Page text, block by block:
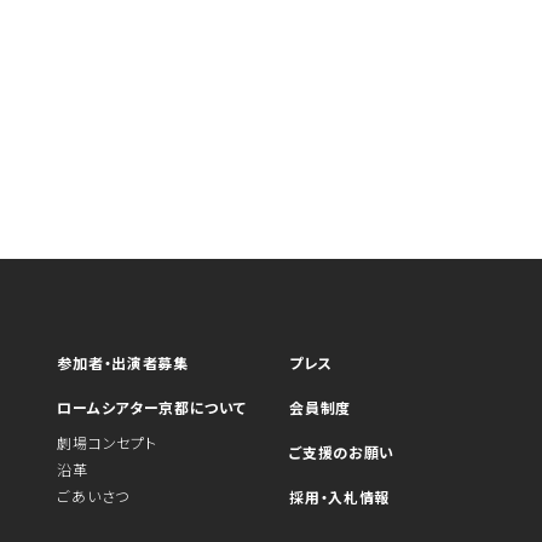
参加者・出演者募集
ロームシアター京都について
劇場コンセプト
沿革
ごあいさつ
プレス
会員制度
ご支援のお願い
採用・入札情報